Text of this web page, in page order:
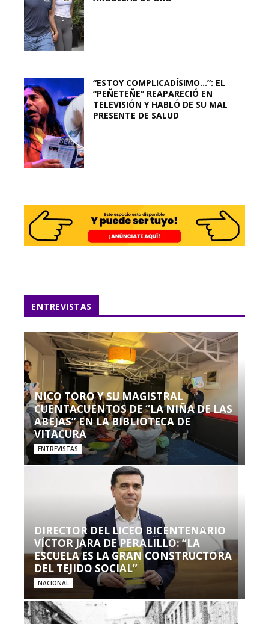
“ESTOY COMPLICADÍSIMO…”: EL
“PEÑETEÑE” REAPARECIÓ EN
TELEVISIÓN Y HABLÓ DE SU MAL
PRESENTE DE SALUD
ENTREVISTAS
NICO TORO Y SU MAGISTRAL
CUENTACUENTOS DE “LA NIÑA DE LAS
ABEJAS” EN LA BIBLIOTECA DE
VITACURA
ENTREVISTAS
DIRECTOR DEL LICEO BICENTENARIO
VÍCTOR JARA DE PERALILLO: “LA
ESCUELA ES LA GRAN CONSTRUCTORA
DEL TEJIDO SOCIAL”
NACIONAL